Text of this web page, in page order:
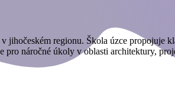
jihočeském regionu. Škola úzce propojuje
náročné úkoly v oblasti architektury,